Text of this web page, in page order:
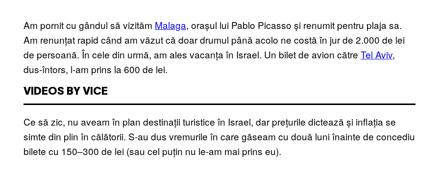
Am pornit cu gândul să vizităm Malaga, orașul lui Pablo Picasso și renumit pentru plaja sa.
Am renunțat rapid când am văzut că doar drumul până acolo ne costă în jur de 2.000 de lei
de persoană. În cele din urmă, am ales vacanța în Israel. Un bilet de avion către Tel Aviv,
dus-întors, l-am prins la 600 de lei.
VIDEOS BY VICE
Ce să zic, nu aveam în plan destinații turistice în Israel, dar prețurile dictează și inflația se
simte din plin în călătorii. S-au dus vremurile în care găseam cu două luni înainte de concediu
bilete cu 150–300 de lei (sau cel puțin nu le-am mai prins eu).